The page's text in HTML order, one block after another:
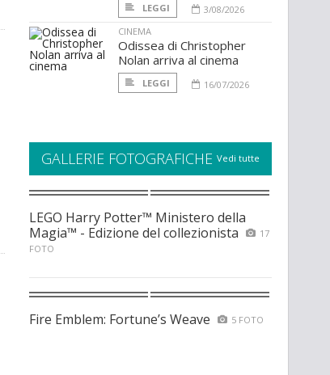
LEGGI
3/08/2026
CINEMA
Odissea di Christopher
Nolan arriva al cinema
LEGGI 16/07/2026
GALLERIE FOTOGRAFICHE Vedi tutte
LEGO Harry Potter™ Ministero della
Magia™ - Edizione del collezionista
17
FOTO
Fire Emblem: Fortune’s Weave 5 FOTO